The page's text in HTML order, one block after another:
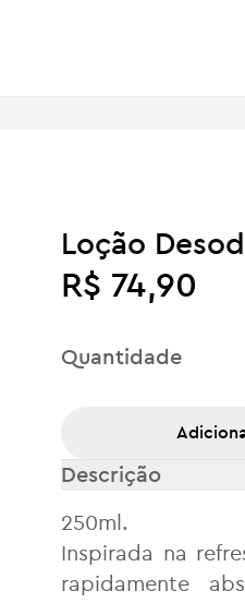
Loção
R$ 74,90
Quantidade
Descrição
250ml.
Inspirada na
rapidamente